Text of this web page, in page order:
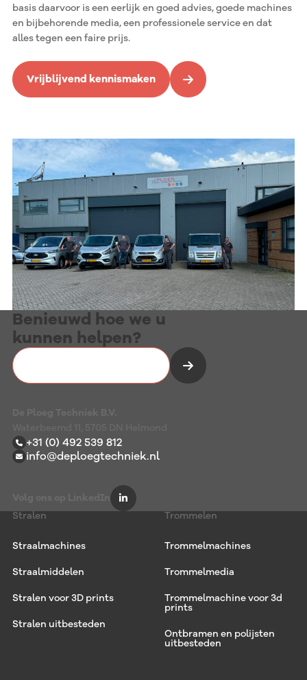
basis daarvoor is een eerlijk en goed advies, goede machines
en bijbehorende media, een professionele service en dat
alles tegen een faire prijs.
Vrijblijvend kennismaken
Benieuwd hoe we u
kunnen helpen?
+31 (0) 492 539 812
info@deploegtechniek.nl
Stralen
Straalmachines
Straalmiddelen
Stralen voor 3D prints
Stralen uitbesteden
Trommelen
Trommelmachines
Trommelmedia
Trommelmachine voor 3d
prints
Ontbramen en polijsten
uitbesteden